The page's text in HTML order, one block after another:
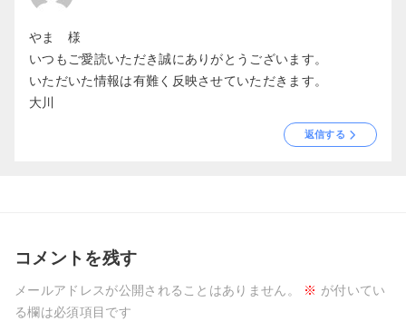
やま 様
いつもご愛読いただき誠にありがとうございます。
いただいた情報は有難く反映させていただきます。
大川
返信する
コメントを残す
メールアドレスが公開されることはありません。 ※ が付いてい
る欄は必須項目です